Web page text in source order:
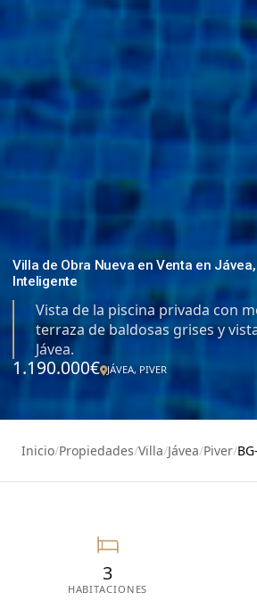
Villa de Obra Nueva en Venta en
Inteligente
Vista de la piscina privada con
terraza de baldosas grises y
Jávea.
1.190.000€ JÁVEA, PIVER
Inicio/Propiedades/Villa/Jávea/Piver/
3
HABITACIONES